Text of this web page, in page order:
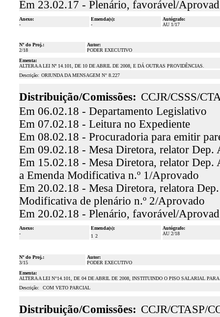
Em 23.02.17 - Plenário, favorável/
Anexo:
-
Emenda(s):
-
Autógrafo:
AU 1/17
Nº do Proj.:
2/18
Autor:
PODER EXECUTIVO
Ementa:
ALTERA A LEI Nº 14.101, DE 10 DE ABRIL DE 2008, E DÁ OUTRAS PROVIDÊNCIAS.
Descrição: ORIUNDA DA MENSAGEM N° 8.227
Distribuição/Comissões: CCJR/CSSS/
Em 06.02.18 - Departamento Legislativo
Em 07.02.18 - Leitura no Expediente
Em 08.02.18 - Procuradoria para emitir
Em 09.02.18 - Mesa Diretora, relator Dep.
Em 15.02.18 - Mesa Diretora, relator
a Emenda Modificativa n.º 1/Aprovado
Em 20.02.18 - Mesa Diretora, relatora
Modificativa de plenário n.º 2/Aprovado
Em 20.02.18 - Plenário, favorável/
Anexo:
-
Emenda(s):
1 2
Autógrafo:
AU 2/18
Nº do Proj.:
3/15
Autor:
PODER EXECUTIVO
Ementa:
ALTERA A LEI N°14.101, DE 04 DE ABRIL DE 2008, INSTITUINDO O PISO SALARIAL
Descrição:
COM VETO PARCIAL
Distribuição/Comissões: CCJR/CTASP/